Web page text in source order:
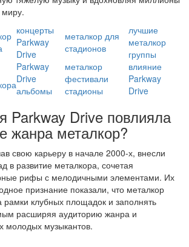
концерты
Parkway
Drive
металкор для
стадионов
лучшие
металкор
группы
Parkway
Drive
альбомы
металкор
фестивали
стадионы
влияние
Parkway
Drive
Parkway Drive повлияла
жанра металкор?
свою карьеру в начале 2000-х, внесли
в развитие металкора, сочетая
рифы с мелодичными элементами. Их
признание показали, что металкор
рамки клубных площадок и заполнять
расширяя аудиторию жанра и
молодых музыкантов.